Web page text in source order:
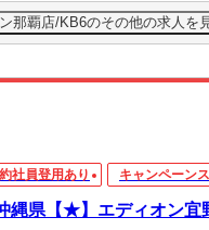
那覇店/KB6のその他の求人を
社員登用あり キャンペーン
縄県【★】エディオン宜